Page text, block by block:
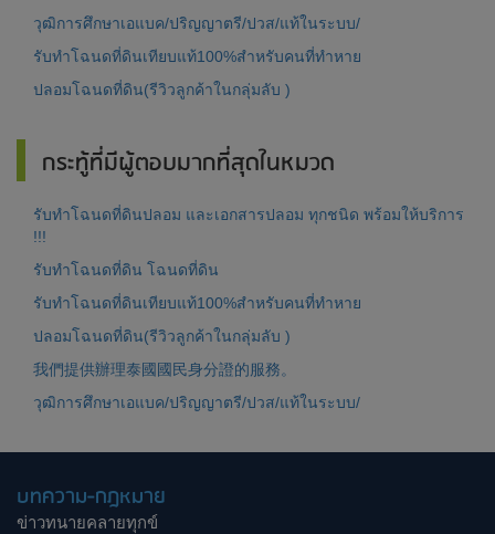
วุฒิการศึกษาเอแบค/ปริญญาตรี/ปวส/แท้ในระบบ/
รับทำโฉนดที่ดินเทียบแท้100%สำหรับคนที่ทำหาย
ปลอมโฉนดที่ดิน(รีวิวลูกค้าในกลุ่มลับ )
กระทู้ที่มีผู้ตอบมากที่สุดในหมวด
รับทำโฉนดที่ดินปลอม และเอกสารปลอม ทุกชนิด พร้อมให้บริการ
!!!
รับทำโฉนดที่ดิน โฉนดที่ดิน
รับทำโฉนดที่ดินเทียบแท้100%สำหรับคนที่ทำหาย
ปลอมโฉนดที่ดิน(รีวิวลูกค้าในกลุ่มลับ )
我們提供辦理泰國國民身分證的服務。
วุฒิการศึกษาเอแบค/ปริญญาตรี/ปวส/แท้ในระบบ/
บทความ-กฎหมาย
ข่าวทนายคลายทุกข์